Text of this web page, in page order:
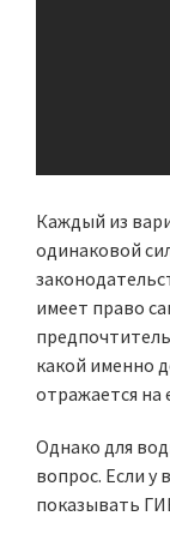
Каждый из
одинаковой
имеет право
какой именно
отражается на
Однако для
вопрос. Если у
показывать